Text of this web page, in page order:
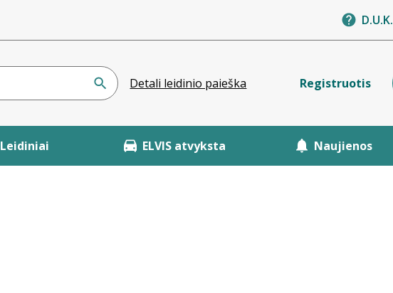
D.U.K.
Detali leidinio paieška Registruotis
Leidiniai ELVIS atvyksta Naujienos